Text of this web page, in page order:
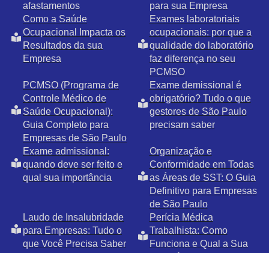
afastamentos
para sua Empresa
Como a Saúde
Ocupacional Impacta os
Resultados da sua
Empresa
Exames laboratoriais
ocupacionais: por que a
qualidade do laboratório
faz diferença no seu
PCMSO
PCMSO (Programa de
Controle Médico de
Saúde Ocupacional):
Guia Completo para
Empresas de São Paulo
Exame demissional é
obrigatório? Tudo o que
gestores de São Paulo
precisam saber
Exame admissional:
quando deve ser feito e
qual sua importância
Organização e
Conformidade em Todas
as Áreas de SST: O Guia
Definitivo para Empresas
de São Paulo
Laudo de Insalubridade
para Empresas: Tudo o
que Você Precisa Saber
Perícia Médica
Trabalhista: Como
Funciona e Qual a Sua